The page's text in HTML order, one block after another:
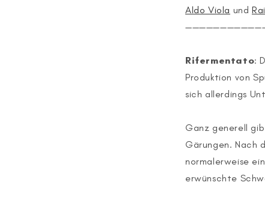
Aldo Viola und
Rifermentato:
Produktion von
sich allerdings
Ganz generell
Gärungen. Nach
normalerweise
erwünschte